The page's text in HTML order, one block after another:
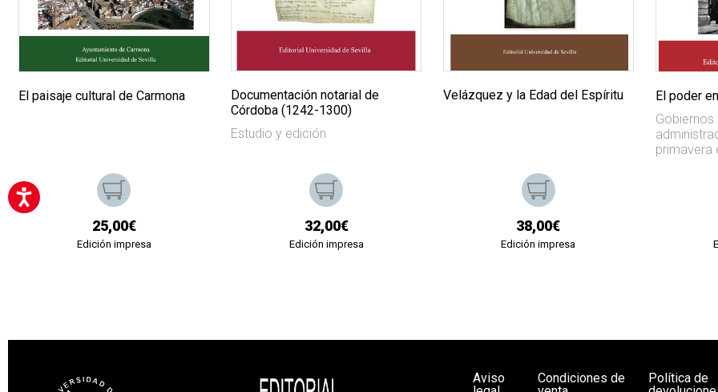
El paisaje cultural de Carmona
25,00€
Edición impresa
Documentación notarial de
Córdoba (1242-1300)
Estudio y edición
32,00€
Edición impresa
Velázquez y la Edad del Espíritu
38,00€
Edición impresa
El poder
Gobiernos
primavera
Aviso
Condiciones de
Política de